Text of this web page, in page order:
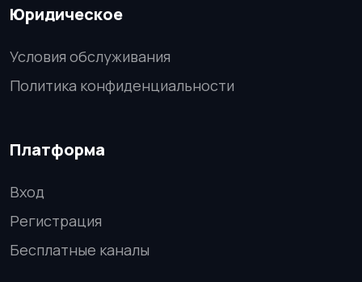
Юридическое
Условия обслуживания
Политика конфиденциальности
Платформа
Вход
Регистрация
Бесплатные каналы